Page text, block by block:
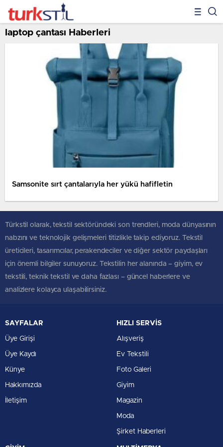
laptop çantası Haberleri
Samsonite sırt çantalarıyla her yükü hafifletin
Türkstil olarak, tekstil sektöründeki son trendleri, moda dünyasının
nabzını ve teknolojik gelişmeleri titizlikle takip ediyoruz. Tekstil
üreticileri, tasarımcılar, perakendeciler ve diğer sektör paydaşları
için önemli bilgiler sunuyoruz. Tekstilin her alanında – giyim, ev
tekstili, teknik tekstil ve daha fazlası – güncel haberlere ve
analizlere kolayca ulaşabilirsiniz.
SAYFALAR
Üye Girişi
Üye Kaydı
Künye
Hakkımızda
İletişim
HIZLI SERVİS
Alışveriş
Ev Tekstili
Foto Galeri
Giyim
Magazin
Moda
Şirket Haberleri